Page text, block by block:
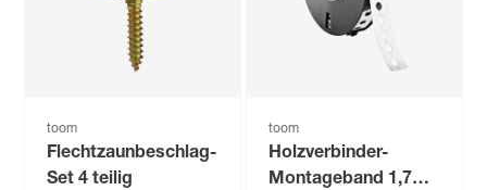
toom
Flechtzaunbeschlag-
Set 4 teilig
toom
Holzverbinder-
Montageband 1,7